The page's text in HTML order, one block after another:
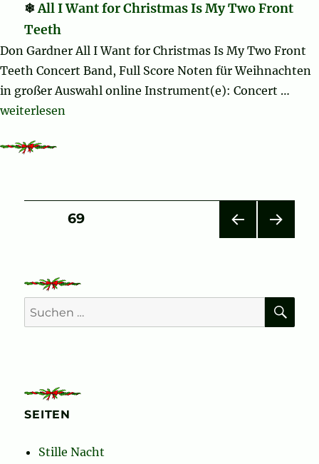
All I Want for Christmas Is My Two Front
Teeth
Don Gardner All I Want for Christmas Is My Two Front
Teeth Concert Band, Full Score Noten für Weihnachten
in großer Auswahl online Instrument(e): Concert …
„All I Want for Christmas Is My Two Front Teeth“
weiterlesen
Seitennummerierung
Beiträge
E
SEITE69
Suchen
nach:
SEITEN
Stille Nacht